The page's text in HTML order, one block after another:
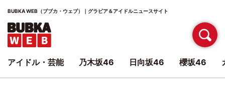
BUBKA WEB（ブブカ・ウェブ）｜グラビア＆アイドルニュースサイト
アイドル・芸能 乃木坂46 日向坂46 櫻坂46